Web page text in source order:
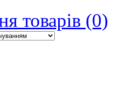
товарів (0)